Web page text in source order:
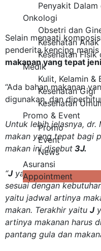
Penyakit
Onkologi
Obsetri dan
Kesehatan Anak
Kesehatan Fisik
Medik
Kulit, Kelamin &
Kesehatan Gigi
Kesehatan
Promo & Event
Promo
Event
News
Asuransi
Appointment
Selain menaati
penderitakencing manis
makanan yang tepat
“Ada bahan makanan
digunakan, dan
Untuk lebih jelasnya, dr.
makan yang tepat bagi
makan ini disebut 3J.
“Jyang pertama yaitu
sesuai dengan
yaitu jadwal artinya
makan. Terakhir yaitu J
artinya makanan harus
pantang gula dan